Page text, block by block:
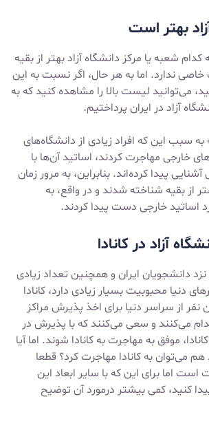
بهتر است
شعبه یا مرکز دانشگاه آزاد بهتر از بقیه
ندارد. اما به هر حال، اگر نسبت به این
می‌توانید لیست بالا را مشاهده کنید که به
آزاد در ایران پرداختیم.
سبب این که افراد زیادی از دانشگاه‌های
خارجی مهاجرت کردند، اساتید آن‌ها با
پیدا کرده‌اند. بنابراین، به مرور زمان
از بقیه شناخته شدند و در واقع، به
اساتید خارجی دست پیدا کردند.
آزاد در کانادا
دانشجویان ایران و همچنین تعداد زیادی
دنیا محبوبیت بسیار زیادی دارد، کانادا
از سراسر دنیا برای اخذ پذیرش مراکز
می‌کنند و سعی می‌کنند که با پذیرش در
، موفق به مهاجرت به کانادا شوند. اما آیا
هم می‌توان به کانادا مهاجرت کرد؟ قطعا
اما برای این که با سایر ابعاد این
کنید، کمی بیشتر درمورد آن توضیح